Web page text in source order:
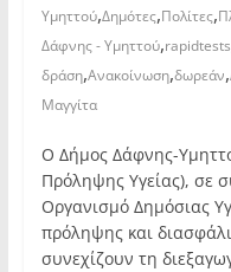
Υμηττού,Δημότες,Πολίτες,
Δάφνης - Υμηττού,rapidtests
δράση,Ανακοίνωση,δωρεάν,
Μαγγίτα
O Δήμος Δάφνης-
Πρόληψης Υγείας), σε
Οργανισμό Δημόσιας
πρόληψης και
συνεχίζουν τη